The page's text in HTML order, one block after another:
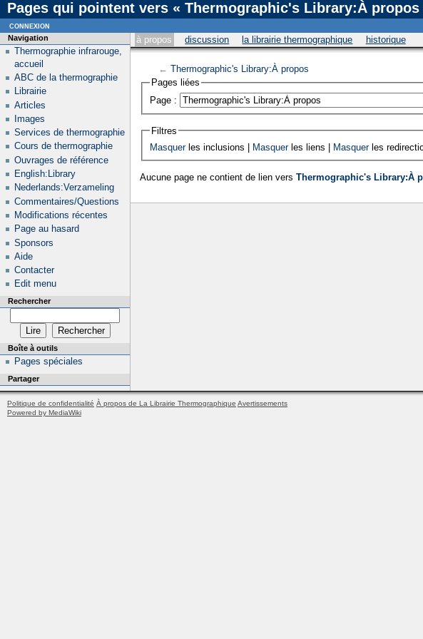
Pages qui pointent vers « Thermographic's Library:À propos
à propos discussion la librairie thermographique historique
← Thermographic's Library:À propos
Pages liées
Page :
Filtres
Masquerles inclusions | Masquerles liens | Masquerles
Aucune page ne contient de lien vers Thermographic's Library:À
Navigation
Thermographie infrarouge,
accueil
ABC de la thermographie
Librairie
Articles
Images
Services de thermographie
Cours de thermographie
Ouvrages de référence
English:Library
Nederlands:Verzameling
Commentaires/Questions
Modifications récentes
Page au hasard
Sponsors
Aide
Contacter
Edit menu
Rechercher
Boîte à outils
Pages spéciales
Partager
connexion
Politique de confidentialité À propos de La Librairie Thermographique Avertissements
Powered by MediaWiki